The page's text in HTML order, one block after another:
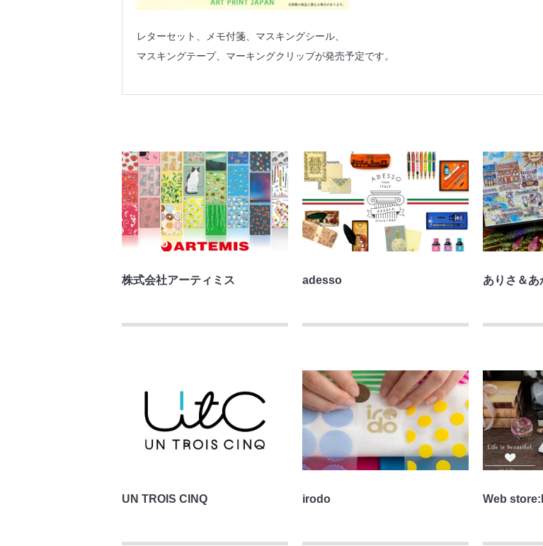
レターセット、メモ付箋、マスキングシール、
マスキングテープ、マーキングクリップが発売予定です。
株式会社アーティミス adesso ありさ＆あ
UN TROIS CINQ irodo Web